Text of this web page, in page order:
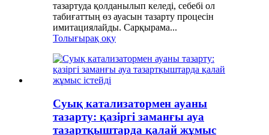
тазартуда қолданылып келеді, себебі ол
табиғаттың өз ауасын тазарту процесін
имитациялайды. Сарқырама...
Толығырақ оқу
Суық катализатормен ауаны
тазарту: қазіргі заманғы ауа
тазартқыштарда қалай жұмыс